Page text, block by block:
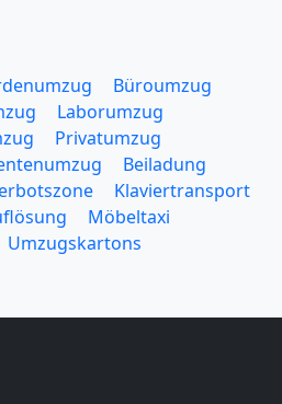
Büroumzug
Laborumzug
Privatumzug
Beiladung
Klaviertransport
Möbeltaxi
Umzugskartons